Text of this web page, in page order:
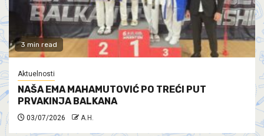
3 min read
Aktuelnosti
NAŠA EMA MAHAMUTOVIĆ PO TREĆI PUT
PRVAKINJA BALKANA
03/07/2026 A.H.